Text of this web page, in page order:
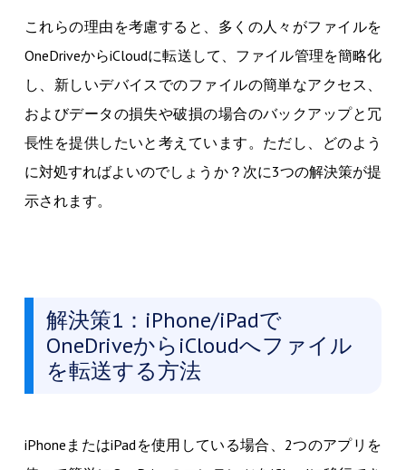
これらの理由を考慮すると、多くの人々がファイルを
OneDriveからiCloudに転送して、ファイル管理を簡略化
し、新しいデバイスでのファイルの簡単なアクセス、
およびデータの損失や破損の場合のバックアップと冗
長性を提供したいと考えています。ただし、どのよう
に対処すればよいのでしょうか？次に3つの解決策が提
示されます。
解決策1：iPhone/iPadで
OneDriveからiCloudへファイル
を転送する方法
iPhoneまたはiPadを使用している場合、2つのアプリを